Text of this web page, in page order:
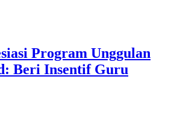
Program Unggulan
Beri Insentif Guru